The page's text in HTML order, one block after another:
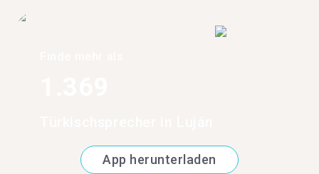
App herunterladen